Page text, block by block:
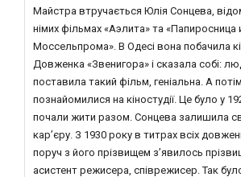
Майстра втручається Юлія Сонцева,
німих фільмах «Аэлита» та «Папиросница
Моссельпрома». В Одесі вона побачила
Довженка «Звенигора» і сказала собі:
поставила такий фільм, геніальна. А
познайомилися на кіностудії. Це було у
почали жити разом. Сонцева залишила
кар’єру. З 1930 року в титрах всіх
поруч з його прізвищем з’явилось
асистент режисера, співрежисер. Так